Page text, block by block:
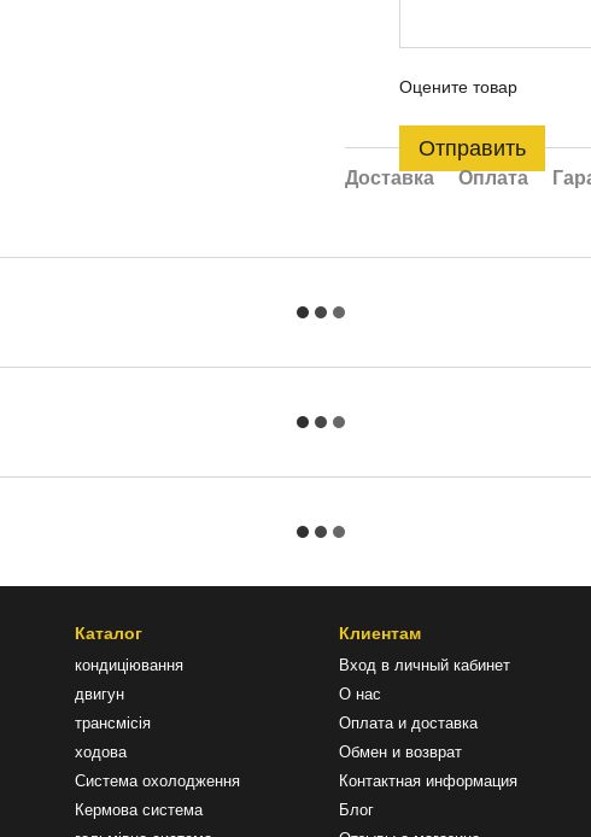
Оцените товар
Отправить
Доставка Оплата
Каталог
кондиціювання
двигун
трансмісія
ходова
Система охолодження
Кермова система
Клиентам
Вход в личный кабинет
О нас
Оплата и доставка
Обмен и возврат
Контактная информация
Блог